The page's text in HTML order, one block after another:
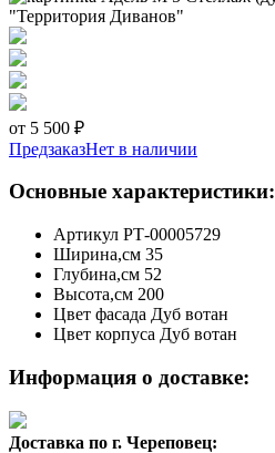
от 5 500 ₽
ПредзаказНет в наличии
Основные характеристики:
Артикул РТ-00005729
Ширина,см 35
Глубина,см 52
Высота,см 200
Цвет фасада Дуб вотан
Цвет корпуса Дуб вотан
Информация о доставке:
Доставка по г. Череповец: